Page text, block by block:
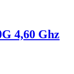
4,60 Ghz